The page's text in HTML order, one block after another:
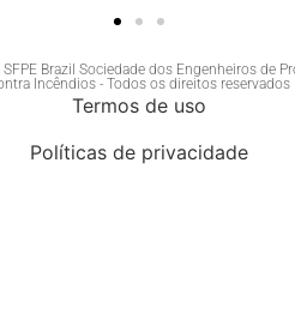
Brazil Sociedade dos Engenheiros de
Incêndios - Todos os direitos reservados
Termos de uso
Políticas de privacidade